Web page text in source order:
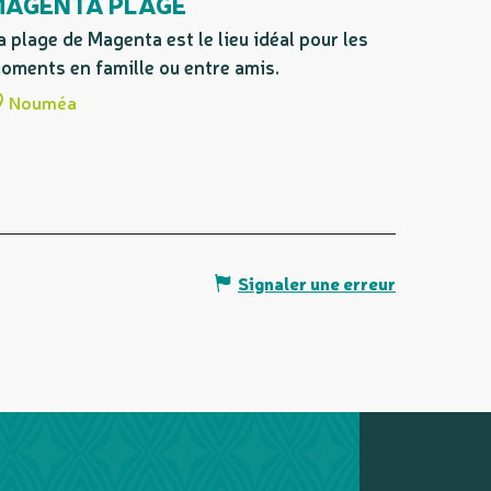
plage de Magenta est le lieu idéal pour les
en famille ou entre amis.
Nouméa
Signaler une erreur